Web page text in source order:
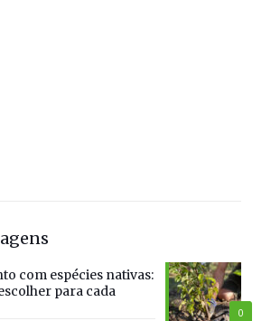
0
com espécies nativas:
para cada